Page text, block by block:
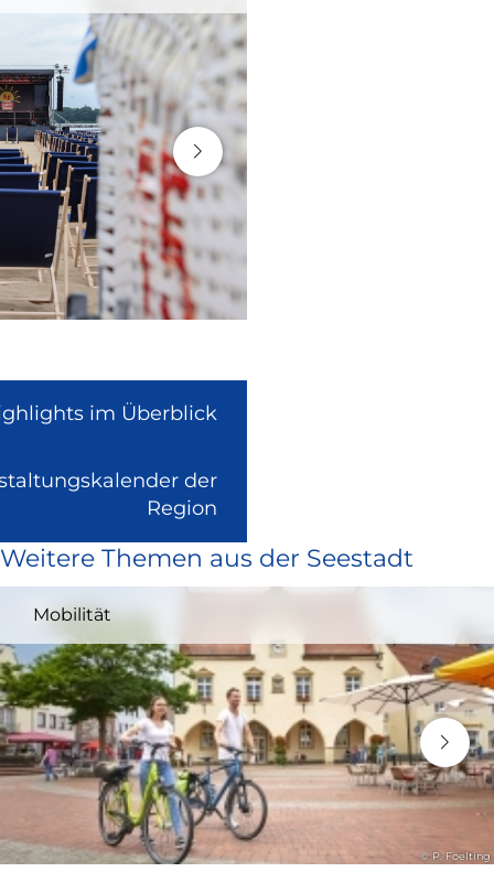
im Überblick
der
Region
extern
und
in
neuem
Fenster)
Weitere Themen aus der Seestadt
Mobilität
© P. Foelting